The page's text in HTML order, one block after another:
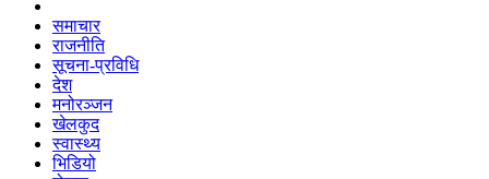
समाचार
राजनीति
सूचना-प्रविधि
देश
मनोरञ्जन
खेलकुद
स्वास्थ्य
भिडियो